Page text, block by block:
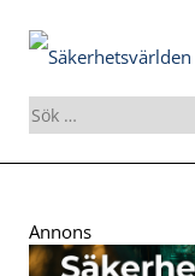
Sök
efter:
to
content
Annons